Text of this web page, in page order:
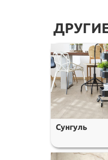
Сунгуль